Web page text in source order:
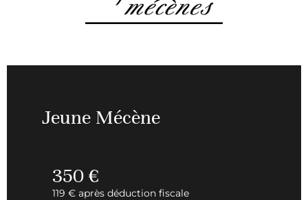
Jeune Mécène
350 €
119 € après déduction fiscale